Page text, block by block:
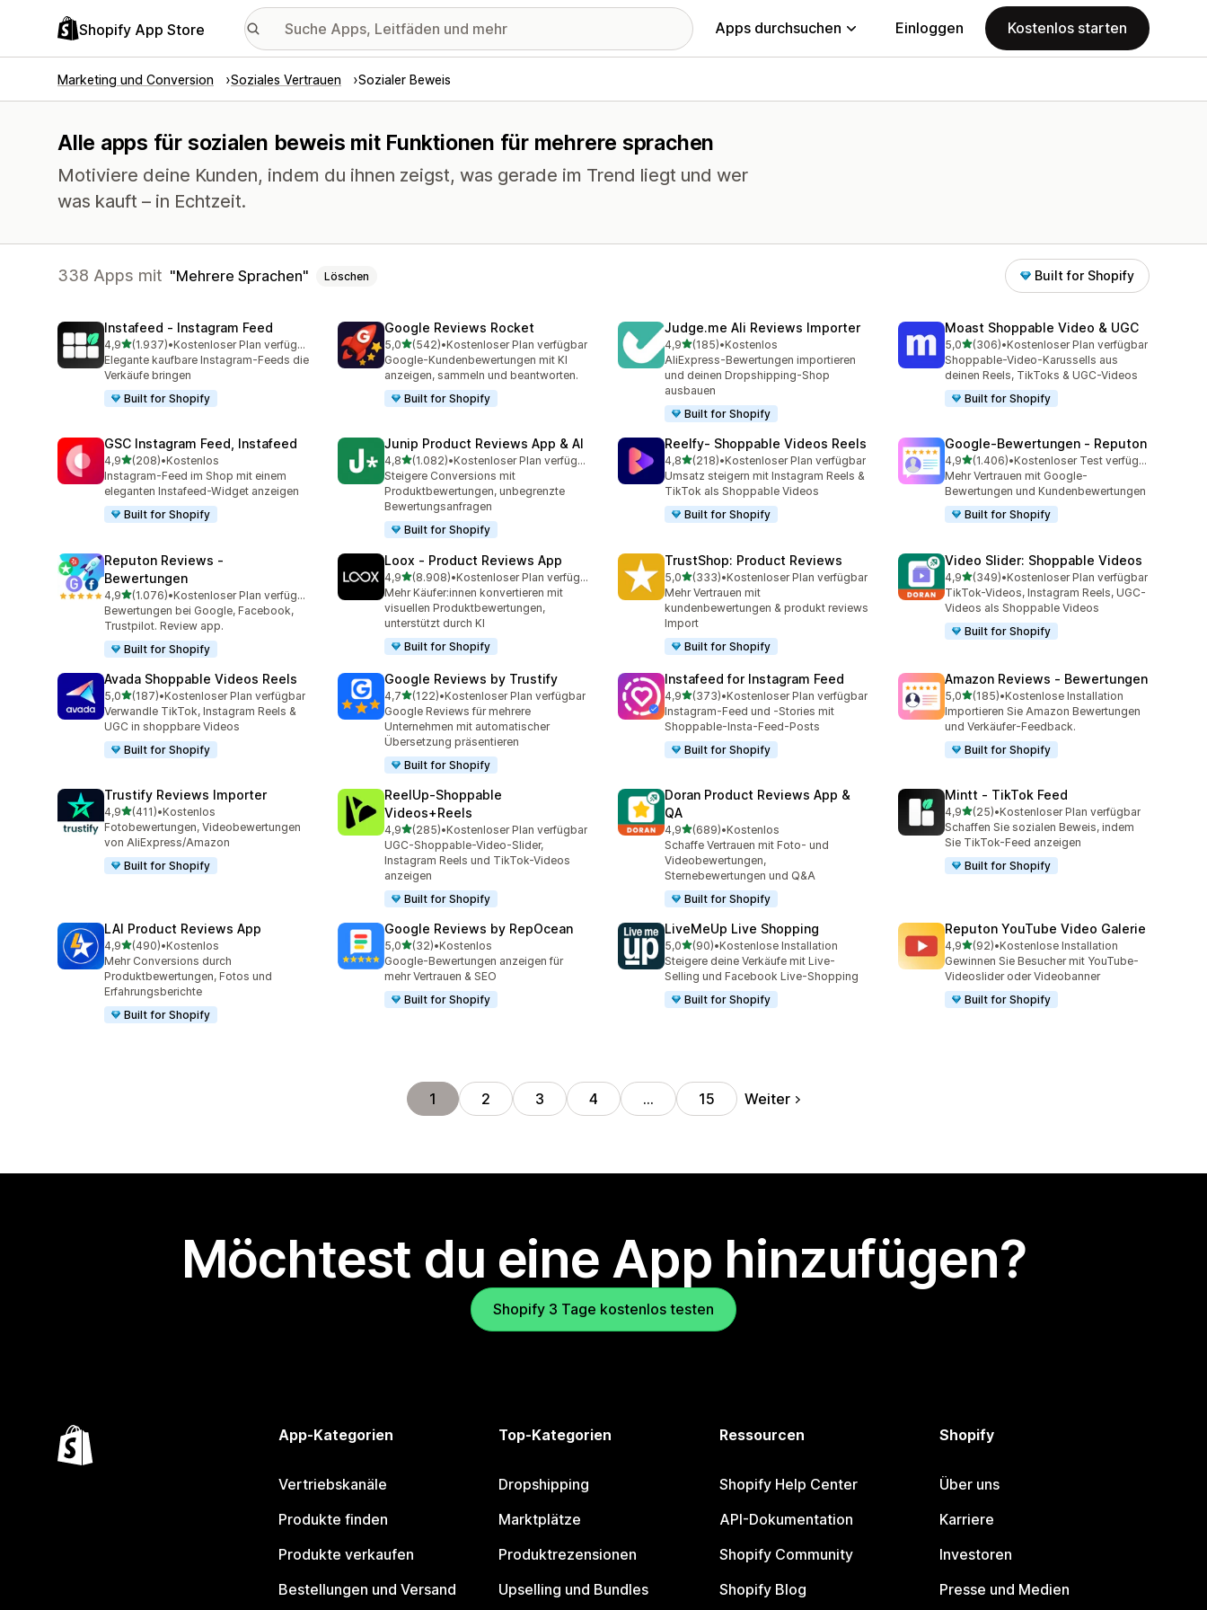
Shopify App Store Apps durchsuchen Einloggen Kostenlos starten
Marketing und Conversion Soziales Vertrauen Sozialer Beweis
Alle apps für sozialen beweis mit Funktionen für mehrere sprachen
Motiviere deine Kunden, indem du ihnen zeigst, was gerade im Trend liegt und wer
was kauft – in Echtzeit.
338 Apps mit Mehrere Sprachen Löschen Built for Shopify
Instafeed ‑ Instagram Feed
4,9von 5 Sternen
(1.937)
1937 Rezensionen insgesamt
•
Kostenloser Plan verfügbar
Elegante kaufbare Instagram-Feeds die
Verkäufe bringen
Built for Shopify
Google Reviews Rocket
5,0von 5 Sternen
(542)
542 Rezensionen insgesamt
•Kostenloser Plan verfügbar
Google-Kundenbewertungen mit KI
anzeigen, sammeln und beantworten.
Built for Shopify
Judge.me Ali Reviews Importer
4,9von 5 Sternen
(185)
185 Rezensionen insgesamt
•Kostenlos
AliExpress-Bewertungen importieren
und deinen Dropshipping-Shop
ausbauen
Built for Shopify
Moast Shoppable Video & UGC
5,0von 5 Sternen
(306)
306 Rezensionen insgesamt
•Kostenloser Plan verfügbar
Shoppable-Video-Karussells aus
deinen Reels, TikToks & UGC-Videos
Built for Shopify
GSC Instagram Feed, Instafeed
4,9von 5 Sternen
(208)
208 Rezensionen insgesamt
•Kostenlos
Instagram-Feed im Shop mit einem
eleganten Instafeed-Widget anzeigen
Built for Shopify
Junip Product Reviews App & AI
4,8von 5 Sternen
(1.082)
1082 Rezensionen insgesamt
•
Kostenloser Plan verfügbar
Steigere Conversions mit
Produktbewertungen, unbegrenzte
Bewertungsanfragen
Built for Shopify
Reelfy‑ Shoppable Videos Reels
4,8von 5 Sternen
(218)
218 Rezensionen insgesamt
•Kostenloser Plan verfügbar
Umsatz steigern mit Instagram Reels &
TikTok als Shoppable Videos
Built for Shopify
Google‑Bewertungen ‑ Reputon
4,9von 5 Sternen
(1.406)
1406 Rezensionen insgesamt
•
Kostenloser Test verfügbar
Mehr Vertrauen mit Google-
Bewertungen und Kundenbewertungen
Built for Shopify
Reputon Reviews ‑
Bewertungen
4,9von 5 Sternen
(1.076)
1076 Rezensionen insgesamt
•
Kostenloser Plan verfügbar
Bewertungen bei Google, Facebook,
Trustpilot. Review app.
Built for Shopify
Loox ‑ Product Reviews App
4,9von 5 Sternen
(8.908)
8908 Rezensionen insgesamt
•
Kostenloser Plan verfügbar
Mehr Käufer:innen konvertieren mit
visuellen Produktbewertungen,
unterstützt durch KI
Built for Shopify
TrustShop: Product Reviews
5,0von 5 Sternen
(333)
333 Rezensionen insgesamt
•Kostenloser Plan verfügbar
Mehr Vertrauen mit
kundenbewertungen & produkt reviews
Import
Built for Shopify
Video Slider: Shoppable Videos
4,9von 5 Sternen
(349)
349 Rezensionen insgesamt
•Kostenloser Plan verfügbar
TikTok-Videos, Instagram Reels, UGC-
Videos als Shoppable Videos
Built for Shopify
Avada Shoppable Videos Reels
5,0von 5 Sternen
(187)
187 Rezensionen insgesamt
•Kostenloser Plan verfügbar
Verwandle TikTok, Instagram Reels &
UGC in shoppbare Videos
Built for Shopify
Google Reviews by Trustify
4,7von 5 Sternen
(122)
122 Rezensionen insgesamt
•Kostenloser Plan verfügbar
Google Reviews für mehrere
Unternehmen mit automatischer
Übersetzung präsentieren
Built for Shopify
Instafeed for Instagram Feed
4,9von 5 Sternen
(373)
373 Rezensionen insgesamt
•Kostenloser Plan verfügbar
Instagram-Feed und -Stories mit
Shoppable-Insta-Feed-Posts
Built for Shopify
Amazon Reviews ‑ Bewertungen
5,0von 5 Sternen
(185)
185 Rezensionen insgesamt
•Kostenlose Installation
Importieren Sie Amazon Bewertungen
und Verkäufer-Feedback.
Built for Shopify
Trustify Reviews Importer
4,9von 5 Sternen
(411)
411 Rezensionen insgesamt
•Kostenlos
Fotobewertungen, Videobewertungen
von AliExpress/Amazon
Built for Shopify
ReelUp‑Shoppable
Videos+Reels
4,9von 5 Sternen
(285)
285 Rezensionen insgesamt
•Kostenloser Plan verfügbar
UGC-Shoppable-Video-Slider,
Instagram Reels und TikTok-Videos
anzeigen
Built for Shopify
Doran Product Reviews App &
QA
4,9von 5 Sternen
(689)
689 Rezensionen insgesamt
•Kostenlos
Schaffe Vertrauen mit Foto- und
Videobewertungen,
Sternebewertungen und Q&A
Built for Shopify
Mintt ‑ TikTok Feed
4,9von 5 Sternen
(25)
25 Rezensionen insgesamt
•Kostenloser Plan verfügbar
Schaffen Sie sozialen Beweis, indem
Sie TikTok-Feed anzeigen
Built for Shopify
LAI Product Reviews App
4,9von 5 Sternen
(490)
490 Rezensionen insgesamt
•Kostenlos
Mehr Conversions durch
Produktbewertungen, Fotos und
Erfahrungsberichte
Built for Shopify
Google Reviews by RepOcean
5,0von 5 Sternen
(32)
32 Rezensionen insgesamt
•Kostenlos
Google-Bewertungen anzeigen für
mehr Vertrauen & SEO
Built for Shopify
LiveMeUp Live Shopping
5,0von 5 Sternen
(90)
90 Rezensionen insgesamt
•Kostenlose Installation
Steigere deine Verkäufe mit Live-
Selling und Facebook Live-Shopping
Built for Shopify
Reputon YouTube Video Galerie
4,9von 5 Sternen
(92)
92 Rezensionen insgesamt
•Kostenlose Installation
Gewinnen Sie Besucher mit YouTube-
Videoslider oder Videobanner
Built for Shopify
1 2 3 4 … 15 Weiter
Möchtest du eine App hinzufügen?
Shopify 3 Tage kostenlos testen
App-Kategorien
Vertriebskanäle
Produkte finden
Produkte verkaufen
Bestellungen und Versand
Top-Kategorien
Dropshipping
Marktplätze
Produktrezensionen
Upselling und Bundles
Ressourcen
Shopify Help Center
API-Dokumentation
Shopify Community
Shopify Blog
Shopify
Über uns
Karriere
Investoren
Presse und Medien